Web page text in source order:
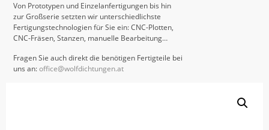
Von Prototypen und Einzelanfertigungen bis hin
zur Großserie setzten wir unterschiedlichste
Fertigungstechnologien für Sie ein: CNC-Plotten,
CNC-Fräsen, Stanzen, manuelle Bearbeitung…
Fragen Sie auch direkt die benötigen Fertigteile bei
uns an:office@wolfdichtungen.at